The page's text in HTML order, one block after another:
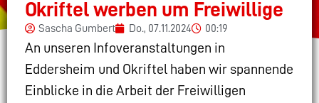
Okriftel werben um Freiwillige
Sascha Gumbert Do., 07.11.2024 00:19
An unseren Infoveranstaltungen in
Eddersheim und Okriftel haben wir spannende
Einblicke in die Arbeit der Freiwilligen